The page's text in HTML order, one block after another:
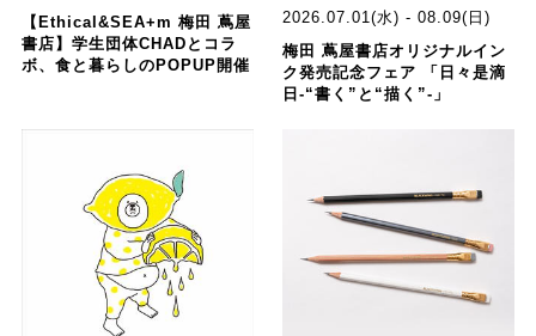
【Ethical&SEA+m 梅田 蔦屋
書店】学生団体CHADとコラ
ボ、食と暮らしのPOPUP開催
2026.07.01(水) - 08.09(日)
梅田 蔦屋書店オリジナルイン
ク発売記念フェア 「日々是滴
日-“書く”と“描く”-」